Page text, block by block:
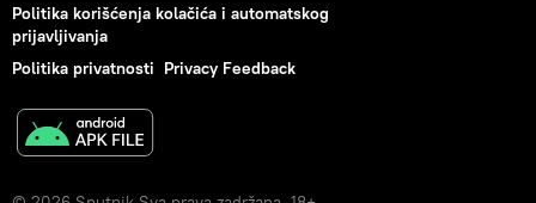
Politika korišćenja kolačića i automatskog
prijavljivanja
Politika privatnosti Privacy Feedback